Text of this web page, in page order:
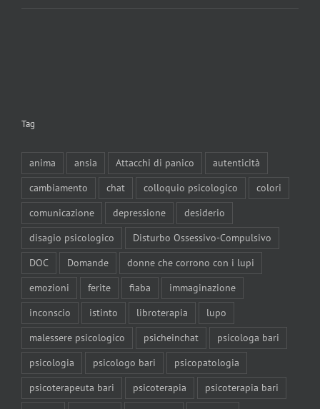
Tag
anima ansia Attacchi di panico
autenticità
cambiamento
chat colloquio psicologico
colori
comunicazione
depressione
desiderio
disagio psicologico
Disturbo Ossessivo-Compulsivo
DOC
Domande
donne che corrono con i lupi
emozioni
ferite fiaba
immaginazione
inconscio
istinto libroterapia
lupo
malessere psicologico
psicheinchat
psicologa bari
psicologia
psicologo bari
psicopatologia
psicoterapeuta bari
psicoterapia
psicoterapia bari